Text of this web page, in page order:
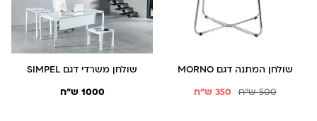
שולחן המתנה דגם MORNO
500 ש"ח 350 ש"ח
שולחן משרדי דגם SIMPEL
1000 ש"ח